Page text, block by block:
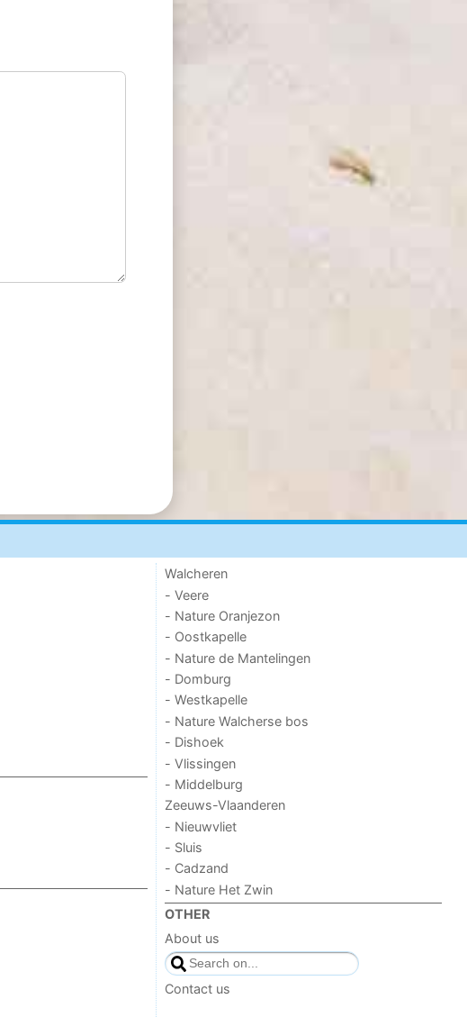
Walcheren
- Veere
- Nature Oranjezon
- Oostkapelle
- Nature de Mantelingen
- Domburg
- Westkapelle
- Nature Walcherse bos
- Dishoek
- Vlissingen
- Middelburg
Zeeuws-Vlaanderen
- Nieuwvliet
- Sluis
- Cadzand
- Nature Het Zwin
OTHER
About us
Contact us